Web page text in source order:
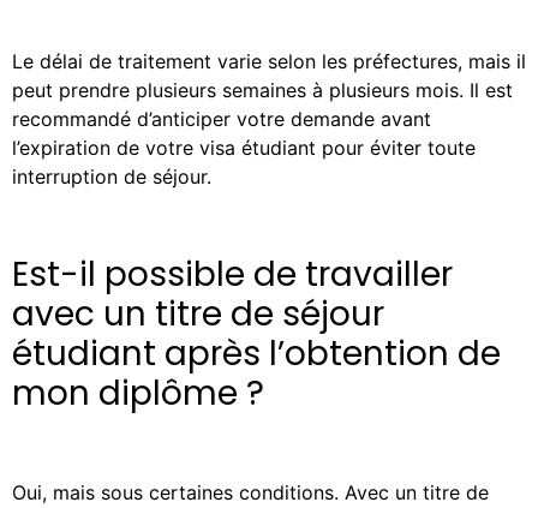
Le délai de traitement varie selon les préfectures, mais il
peut prendre plusieurs semaines à plusieurs mois. Il est
recommandé d’anticiper votre demande avant
l’expiration de votre visa étudiant pour éviter toute
interruption de séjour.
Est-il possible de travailler
avec un titre de séjour
étudiant après l’obtention de
mon diplôme ?
Oui, mais sous certaines conditions. Avec un titre de